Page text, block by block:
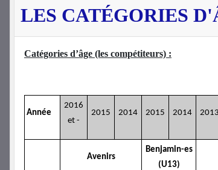
LES CATÉGORIES
Catégories d’âge (les compétiteurs) :
Année
2016
et -
2015 2014 2015 2014 2013
Avenirs
Benjamin-es
(U13)